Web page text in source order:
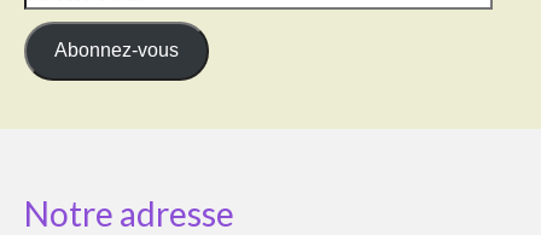
e-
mail
Abonnez-vous
Notre adresse